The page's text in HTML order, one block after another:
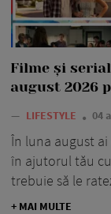
Filme și
august 2026
— LIFESTYLE 04
În luna august ai
în ajutorul tău
trebuie să le
+ MAI MULTE